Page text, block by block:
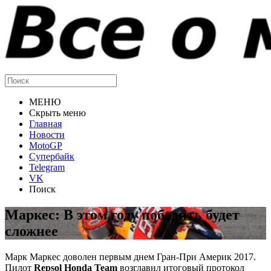
МЕНЮ
Скрыть меню
Главная
Новости
MotoGP
Супербайк
Telegram
VK
Поиск
Маркес: В этом году победить будет
сложнее
Марк Маркес доволен первым днем Гран-При Америк 2017.
Пилот Repsol Honda Team возглавил итоговый протокол